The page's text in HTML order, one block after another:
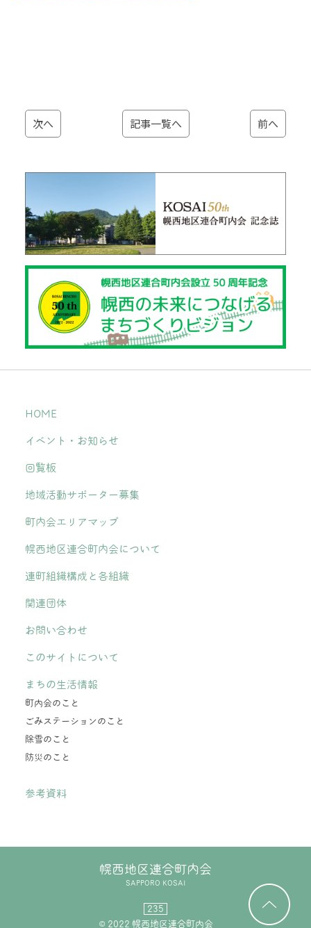
次へ 記事一覧へ 前へ
HOME
イベント・お知らせ
回覧板
地域活動サポーター募集
町内会エリアマップ
幌西地区連合町内会について
連町組織構成と各組織
関連団体
お問い合わせ
このサイトについて
まちの生活情報
町内会のこと
ごみステーションのこと
除雪のこと
防災のこと
参考資料
幌西地区連合町内会
SAPPORO KOSAI
235
© 2022 幌西地区連合町内会